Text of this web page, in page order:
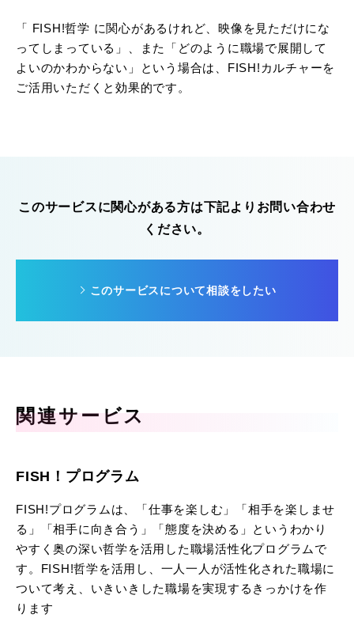
「 FISH!哲学 に関心があるけれど、映像を見ただけにな
ってしまっている」、また「どのように職場で展開して
よいのかわからない」という場合は、FISH!カルチャーを
ご活用いただくと効果的です。
このサービスに関心がある方は下記よりお問い合わせ
ください。
このサービスについて相談をしたい
関連サービス
FISH！プログラム
FISH!プログラムは、「仕事を楽しむ」「相手を楽しませ
る」「相手に向き合う」「態度を決める」というわかり
やすく奥の深い哲学を活用した職場活性化プログラムで
す。FISH!哲学を活用し、一人一人が活性化された職場に
ついて考え、いきいきした職場を実現するきっかけを作
ります